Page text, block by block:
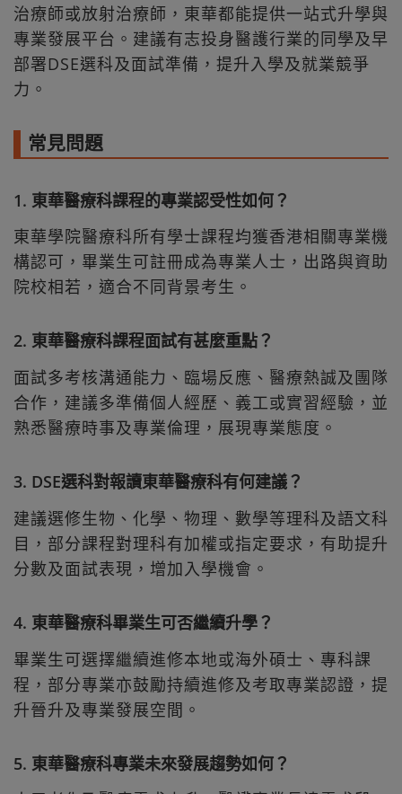
治療師或放射治療師，東華都能提供一站式升學與
專業發展平台。建議有志投身醫護行業的同學及早
部署DSE選科及面試準備，提升入學及就業競爭
力。
常見問題
1. 東華醫療科課程的專業認受性如何？
東華學院醫療科所有學士課程均獲香港相關專業機
構認可，畢業生可註冊成為專業人士，出路與資助
院校相若，適合不同背景考生。
2. 東華醫療科課程面試有甚麼重點？
面試多考核溝通能力、臨場反應、醫療熱誠及團隊
合作，建議多準備個人經歷、義工或實習經驗，並
熟悉醫療時事及專業倫理，展現專業態度。
3. DSE選科對報讀東華醫療科有何建議？
建議選修生物、化學、物理、數學等理科及語文科
目，部分課程對理科有加權或指定要求，有助提升
分數及面試表現，增加入學機會。
4. 東華醫療科畢業生可否繼續升學？
畢業生可選擇繼續進修本地或海外碩士、專科課
程，部分專業亦鼓勵持續進修及考取專業認證，提
升晉升及專業發展空間。
5. 東華醫療科專業未來發展趨勢如何？